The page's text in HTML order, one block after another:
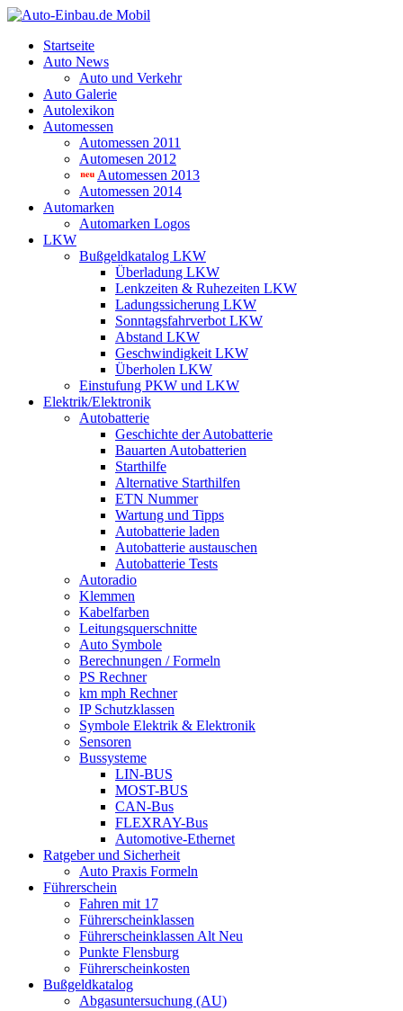
Startseite
Auto News
Auto und Verkehr
Auto Galerie
Autolexikon
Automessen
Automessen 2011
Automesen 2012
Automessen 2013
Automessen 2014
Automarken
Automarken Logos
LKW
Bußgeldkatalog LKW
Überladung LKW
Lenkzeiten & Ruhezeiten LKW
Ladungssicherung LKW
Sonntagsfahrverbot LKW
Abstand LKW
Geschwindigkeit LKW
Überholen LKW
Einstufung PKW und LKW
Elektrik/Elektronik
Autobatterie
Geschichte der Autobatterie
Bauarten Autobatterien
Starthilfe
Alternative Starthilfen
ETN Nummer
Wartung und Tipps
Autobatterie laden
Autobatterie austauschen
Autobatterie Tests
Autoradio
Klemmen
Kabelfarben
Leitungsquerschnitte
Auto Symbole
Berechnungen / Formeln
PS Rechner
km mph Rechner
IP Schutzklassen
Symbole Elektrik & Elektronik
Sensoren
Bussysteme
LIN-BUS
MOST-BUS
CAN-Bus
FLEXRAY-Bus
Automotive-Ethernet
Ratgeber und Sicherheit
Auto Praxis Formeln
Führerschein
Fahren mit 17
Führerscheinklassen
Führerscheinklassen Alt Neu
Punkte Flensburg
Führerscheinkosten
Bußgeldkatalog
Abgasuntersuchung (AU)